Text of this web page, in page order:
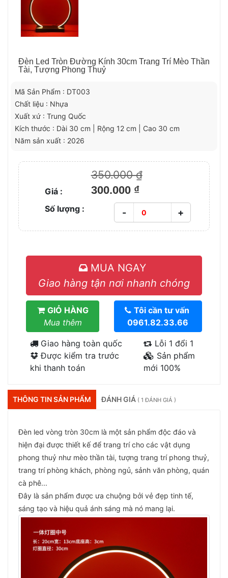
Đèn Led Tròn Đường Kính 30cm Trang Trí Mèo Thần
Tài, Tượng Phong Thuỷ
Mã Sản Phẩm : DT003
Chất liệu : Nhựa
Xuất xứ : Trung Quốc
Kích thước : Dài 30 cm | Rộng 12 cm | Cao 30 cm
Năm sản xuất : 2026
350.000 ₫
Giá : 300.000 ₫
Số lượng : - +
MUA NGAY
Giao hàng tận nơi nhanh chóng
GIỎ HÀNG
Mua thêm
Tôi cần tư vấn
0961.82.33.66
Giao hàng toàn quốc
Được kiểm tra trước
khi thanh toán
Lỗi 1 đổi 1
Sản phẩm
mới 100%
THÔNG TIN SẢN PHẨM ĐÁNH GIÁ ( 1 ĐÁNH GIÁ )
Đèn led vòng tròn 30cm là một sản phẩm độc đáo và
hiện đại được thiết kế để trang trí cho các vật dụng
phong thuỷ như mèo thần tài, tượng trang trí phong thuỷ,
trang trí phòng khách, phòng ngủ, sảnh văn phòng, quán
cà phê...
Đây là sản phẩm được ưa chuộng bởi vẻ đẹp tinh tế,
sáng tạo và hiệu quả ánh sáng mà nó mang lại.